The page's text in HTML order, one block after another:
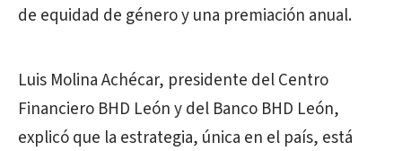
de equidad de género y una premiación anual.
Luis Molina Achécar, presidente del Centro
Financiero BHD León y del Banco BHD León,
explicó que la estrategia, única en el país, está